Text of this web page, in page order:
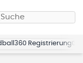
Suche
Registrierung